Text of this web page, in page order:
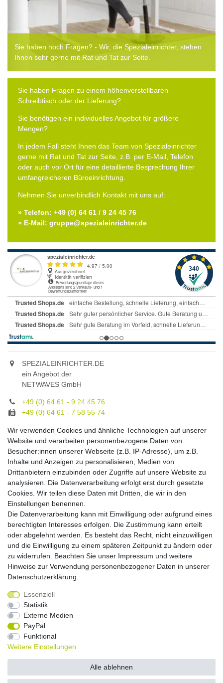
Sie haben noch Fragen? - Wir, die Spezialeinrichter, stehen
Ihnen sehr gerne mit Rat und Tat zur Seite.
Sie haben Fragen zu einem höhenverstellbaren
Schreibtisch oder der Lieferung?
Sie benötigen ein individuelles Angebot für größere
Mengen?
In jedem Fall steht Ihnen das Team von Spezialeinrichter
gerne mit Rat und Tat zur Seite, z.B. per E-Mail, Telefon
oder auch vor Ort für eine detaillierte Besprechung Ihrer
umfangreicheren Büroeinrichtung.
Nehmen Sie unverbindlich Kontakt mit uns auf:
» Telefon: +49 (0) 64 61 / 9 24 45 76
» E-Mail: gruppe@spezialeinrichter.de
SPEZIALEINRICHTER.DE
ein Angebot der
NETWAVES GmbH
+49 (0) 64 61 - 9 24 45 76
+49 (0) 64 61 - 7 58 55 74
Unsere Fachberatung:
Montag - Freitag, 9.00 - 21.00
Zahlungsmöglichkeiten
Versandkosten
Versandarten
Auslandsversand, Hochgebirgs- oder
Insellieferung
Widerrufs­recht
Daten­schutz­erklärung
Wir verwenden Cookies und ähnliche Technologien auf unserer
Website und verarbeiten personenbezogene Daten von
Besucher:innen unserer Webseite (z.B. IP-Adresse), um z.B.
Inhalte und Anzeigen zu personalisieren, Medien von
Drittanbietern einzubinden oder Zugriffe auf unsere Website zu
analysieren. Die Datenverarbeitung erfolgt erst durch gesetzte
Cookies. Wir teilen diese Daten mit Dritten, die wir in den
Einstellungen benennen.
Die Datenverarbeitung kann mit Einwilligung oder aufgrund eines
berechtigten Interesses erfolgen. Die Zustimmung kann erteilt
oder abgelehnt werden. Es besteht das Recht, nicht einzuwilligen
und die Einwilligung zu einem späteren Zeitpunkt zu ändern oder
zu widerrufen. Beachten Sie unser Impressum und weitere
Hinweise zur Verwendung personenbezogener Daten in unserer
Daten­schutz­erklärung
Essenziell
Statistik
Externe Medien
PayPal
Funktional
Weitere Einstellungen
Alle ablehnen